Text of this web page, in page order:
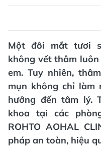
Một đôi mắt tươi
không vết thâm
em. Tuy nhiên,
mụn không chỉ làm
hưởng đến tâm lý.
khoa tại các
ROHTO AOHAL
pháp an toàn, hiệu